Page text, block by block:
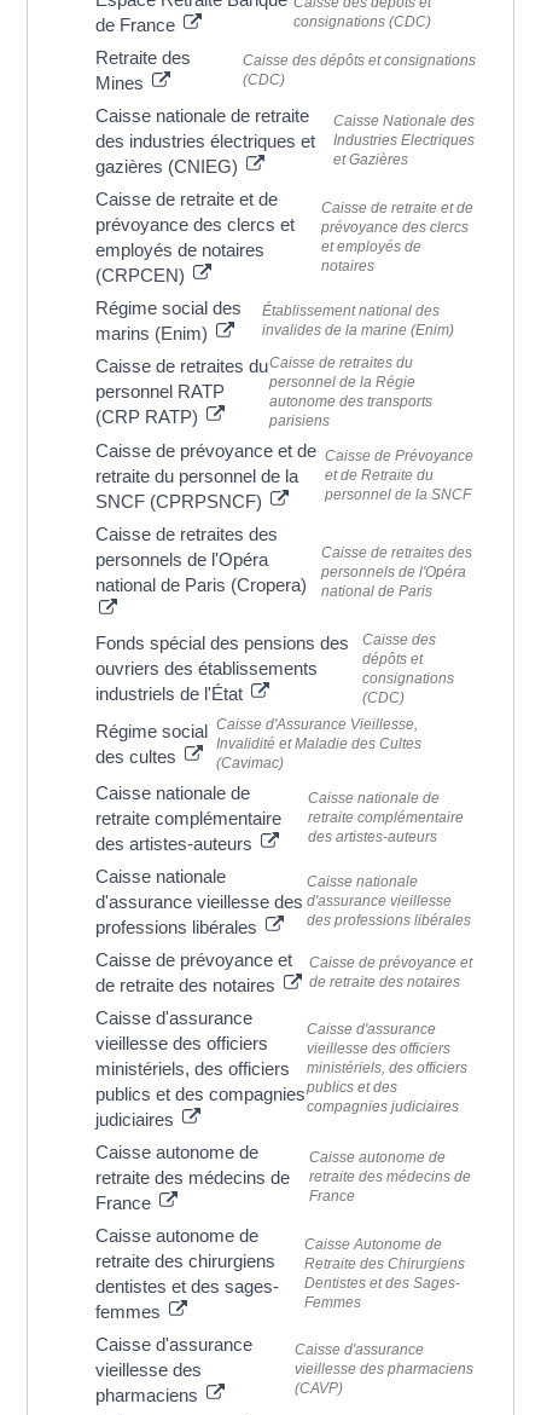
de France
consignations (CDC)
Retraite des
Mines
Caisse des dépôts et consignations
(CDC)
Caisse nationale de retraite
des industries électriques et
gazières (CNIEG)
Caisse Nationale des
Industries Electriques
et Gazières
Caisse de retraite et de
prévoyance des clercs et
employés de notaires
(CRPCEN)
Caisse de retraite et de
prévoyance des clercs
et employés de
notaires
Régime social des
marins (Enim)
Établissement national des
invalides de la marine (Enim)
Caisse de retraites du
personnel RATP
(CRP RATP)
Caisse de retraites du
personnel de la Régie
autonome des transports
parisiens
Caisse de prévoyance et de
retraite du personnel de la
SNCF (CPRPSNCF)
Caisse de Prévoyance
et de Retraite du
personnel de la SNCF
Caisse de retraites des
personnels de l'Opéra
national de Paris (Cropera)
Caisse de retraites des
personnels de l'Opéra
national de Paris
Fonds spécial des pensions des
ouvriers des établissements
industriels de l'État
Caisse des
dépôts et
consignations
(CDC)
Régime social
des cultes
Caisse d'Assurance Vieillesse,
Invalidité et Maladie des Cultes
(Cavimac)
Caisse nationale de
retraite complémentaire
des artistes-auteurs
Caisse nationale de
retraite complémentaire
des artistes-auteurs
Caisse nationale
d'assurance vieillesse des
professions libérales
Caisse nationale
d'assurance vieillesse
des professions libérales
Caisse de prévoyance et
de retraite des notaires
Caisse de prévoyance et
de retraite des notaires
Caisse d'assurance
vieillesse des officiers
ministériels, des officiers
publics et des compagnies
judiciaires
Caisse d'assurance
vieillesse des officiers
ministériels, des officiers
publics et des
compagnies judiciaires
Caisse autonome de
retraite des médecins de
France
Caisse autonome de
retraite des médecins de
France
Caisse autonome de
retraite des chirurgiens
dentistes et des sages-
femmes
Caisse Autonome de
Retraite des Chirurgiens
Dentistes et des Sages-
Femmes
Caisse d'assurance
vieillesse des
pharmaciens
Caisse d'assurance
vieillesse des pharmaciens
(CAVP)